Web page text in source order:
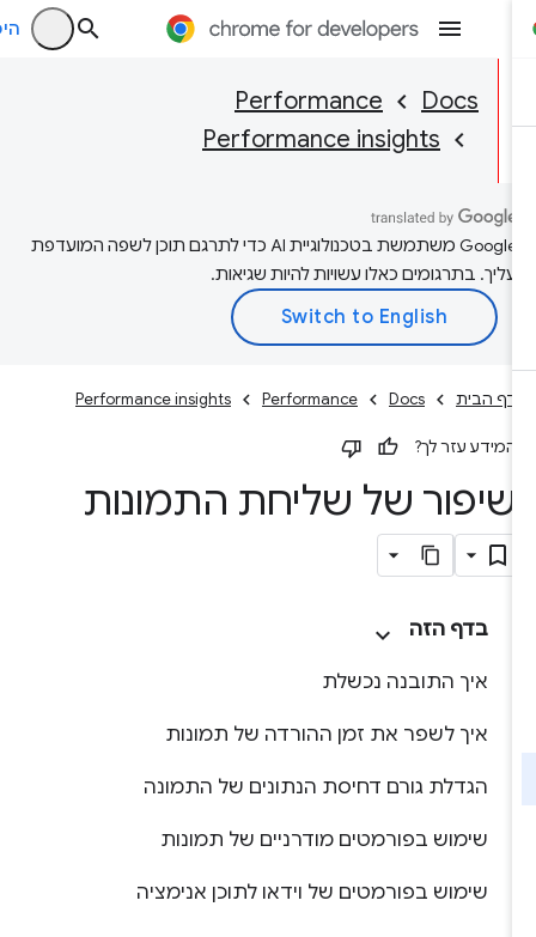
Docs
Performance
Performance insights
‫Google משתמשת בטכנולוגיית AI כדי לתרגם תוכן לשפה המועדפת
עליך. בתרגומים כאלו עשויות להיות שגיאות.
דף הבית Docs
Performance
Performance insights
המידע עזר לך?
שיפור של שליחת התמונות
בדף הזה
איך התובנה נכשלת
איך לשפר את זמן ההורדה של תמונות
הגדלת גורם דחיסת הנתונים של התמונה
שימוש בפורמטים מודרניים של תמונות
שימוש בפורמטים של וידאו לתוכן אנימציה